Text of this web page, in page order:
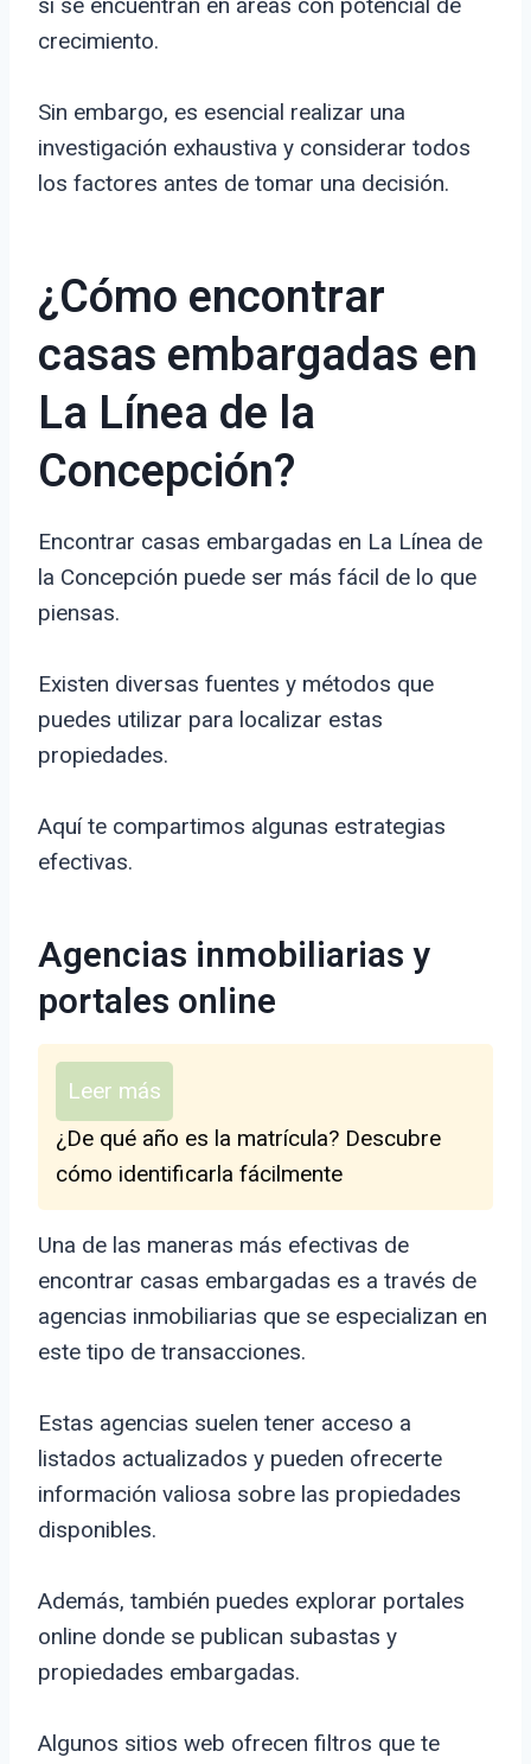
si se encuentran en áreas con potencial de
crecimiento.
Sin embargo, es esencial realizar una
investigación exhaustiva y considerar todos
los factores antes de tomar una decisión.
¿Cómo encontrar
casas embargadas en
La Línea de la
Concepción?
Encontrar casas embargadas en La Línea de
la Concepción puede ser más fácil de lo que
piensas.
Existen diversas fuentes y métodos que
puedes utilizar para localizar estas
propiedades.
Aquí te compartimos algunas estrategias
efectivas.
Agencias inmobiliarias y
portales online
Leer más
¿De qué año es la matrícula? Descubre
cómo identificarla fácilmente
Una de las maneras más efectivas de
encontrar casas embargadas es a través de
agencias inmobiliarias que se especializan en
este tipo de transacciones.
Estas agencias suelen tener acceso a
listados actualizados y pueden ofrecerte
información valiosa sobre las propiedades
disponibles.
Además, también puedes explorar portales
online donde se publican subastas y
propiedades embargadas.
Algunos sitios web ofrecen filtros que te